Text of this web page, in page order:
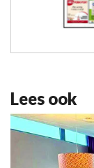
Lees ook